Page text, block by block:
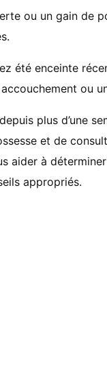
ou un gain de
été enceinte
ou
plus d’une
et de
aider à
appropriés.